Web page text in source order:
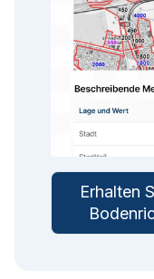
Erhalten